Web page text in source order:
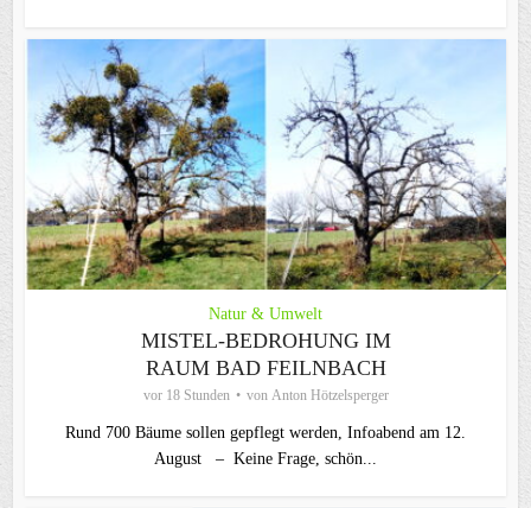
Natur & Umwelt
MISTEL-BEDROHUNG IM
RAUM BAD FEILNBACH
vor 18 Stunden von Anton Hötzelsperger
Rund 700 Bäume sollen gepflegt werden, Infoabend am 12.
August – Keine Frage, schön...